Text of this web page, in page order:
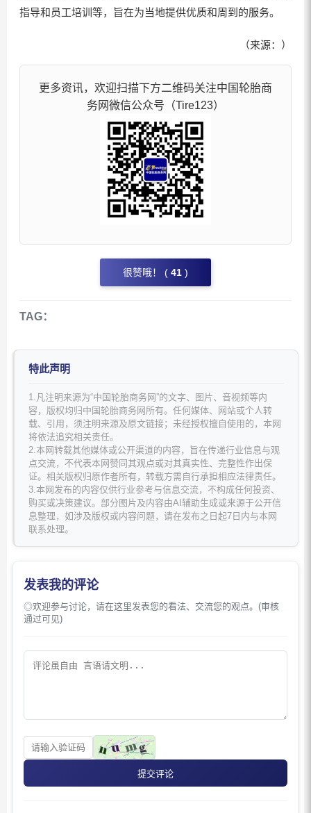
指导和员工培训等，旨在为当地提供优质和周到的服务。
（来源：）
更多资讯，欢迎扫描下方二维码关注中国轮胎商
务网微信公众号（Tire123）
很赞哦！ ( 41 )
TAG：
特此声明
1.凡注明来源为“中国轮胎商务网”的文字、图片、音视频等内
容，版权均归中国轮胎商务网所有。任何媒体、网站或个人转
载、引用，须注明来源及原文链接；未经授权擅自使用的，本网
将依法追究相关责任。
2.本网转载其他媒体或公开渠道的内容，旨在传递行业信息与观
点交流，不代表本网赞同其观点或对其真实性、完整性作出保
证。相关版权归原作者所有，转载方需自行承担相应法律责任。
3.本网发布的内容仅供行业参考与信息交流，不构成任何投资、
购买或决策建议。部分图片及内容由AI辅助生成或来源于公开信
息整理，如涉及版权或内容问题，请在发布之日起7日内与本网
联系处理。
发表我的评论
◎欢迎参与讨论，请在这里发表您的看法、交流您的观点。(审核
通过可见)
提交评论